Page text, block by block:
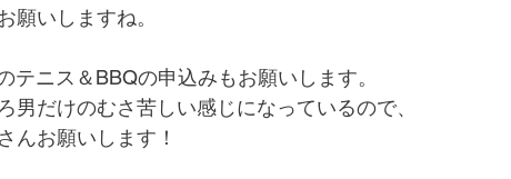
願いしますね。
テニス＆BBQの申込みもお願いします。
男だけのむさ苦しい感じになっているので、
んお願いします！